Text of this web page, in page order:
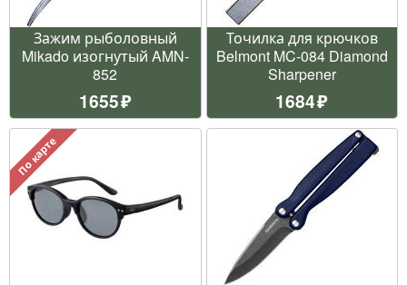
Зажим рыболовный
Mikado изогнутый AMN-
852
1655
Точилка для крючков
Belmont MC-084 Diamond
Sharpener
1684
По карте